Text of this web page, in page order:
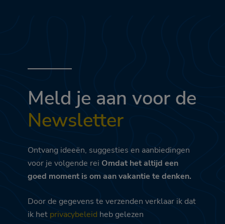
Meld je aan voor de
Newsletter
Ontvang ideeën, suggesties en aanbiedingen
voor je volgende rei Omdat het altijd een
goed moment is om aan vakantie te denken.
Door de gegevens te verzenden verklaar ik dat
ik het privacybeleid heb gelezen